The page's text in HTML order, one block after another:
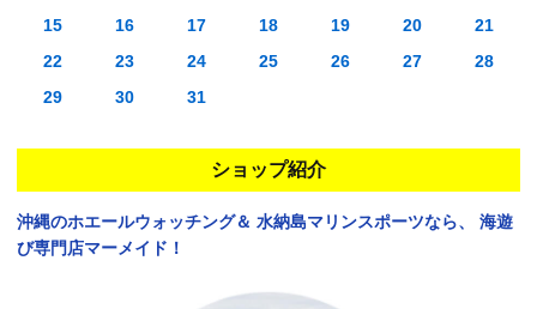
15
16 17 18 19 20
21
22
23 24 25 26 27
28
29
30 31
ショップ紹介
沖縄のホエールウォッチング＆ 水納島マリンスポーツなら、
海遊
び専門店マーメイド！